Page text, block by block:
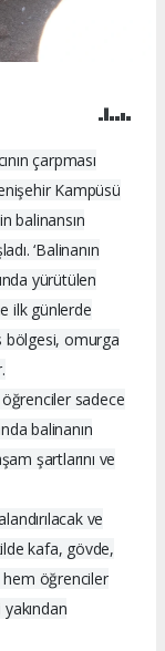
çarpması
Kampüsü
balinansın
‘Balinanın
yürütülen
ilk günlerde
bölgesi, omurga
öğrenciler sadece
balinanın
şartlarını ve
ve
kafa, gövde,
hem öğrenciler